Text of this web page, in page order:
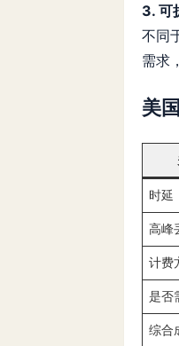
3. 可
不同
需求
美
时延
高峰
计费
是否
综合